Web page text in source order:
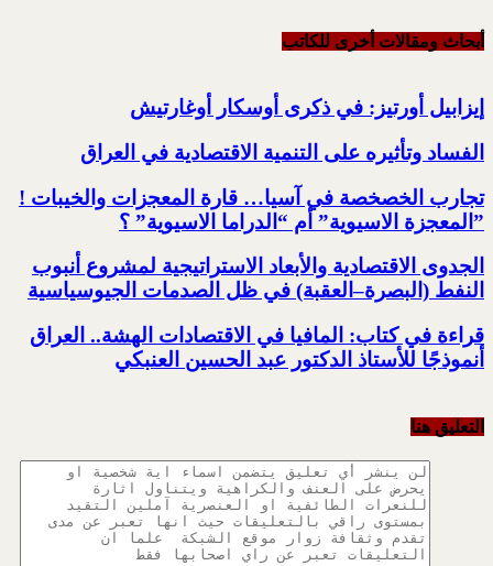
أبحاث ومقالات أخرى للکاتب
إيزابيل أورتيز: في ذكرى ‏أوسكار أوغارتيش
الفساد وتأثيره على التنمية الاقتصادية في العراق
تجارب الخصخصة في آسيا… قارة المعجزات والخيبات !‏
‏”المعجزة الاسيوية” أم “الدراما الاسيوية” ؟‏
الجدوى الاقتصادية والأبعاد الاستراتيجية لمشروع أنبوب
النفط (البصرة–العقبة) ‏في ظل الصدمات الجيوسياسية
قراءة في كتاب: المافيا في الاقتصادات الهشة.. العراق
أنموذجًا للأستاذ الدكتور عبد الحسين العنبكي
التعليق هنا